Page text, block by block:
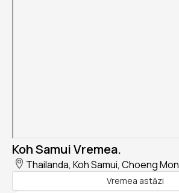
Koh Samui Vremea.
Thailanda, Koh Samui, Choeng Mon
Vremea astăzi